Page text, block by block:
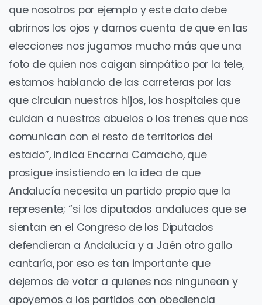
que nosotros por ejemplo y este dato debe
abrirnos los ojos y darnos cuenta de que en las
elecciones nos jugamos mucho más que una
foto de quien nos caigan simpático por la tele,
estamos hablando de las carreteras por las
que circulan nuestros hijos, los hospitales que
cuidan a nuestros abuelos o los trenes que nos
comunican con el resto de territorios del
estado”, indica Encarna Camacho, que
prosigue insistiendo en la idea de que
Andalucía necesita un partido propio que la
represente; “si los diputados andaluces que se
sientan en el Congreso de los Diputados
defendieran a Andalucía y a Jaén otro gallo
cantaría, por eso es tan importante que
dejemos de votar a quienes nos ningunean y
apoyemos a los partidos con obediencia